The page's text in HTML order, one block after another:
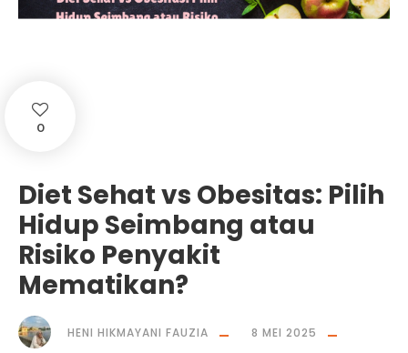
0
Diet Sehat vs Obesitas: Pilih
Hidup Seimbang atau
Risiko Penyakit
Mematikan?
HENI HIKMAYANI FAUZIA
8 MEI 2025